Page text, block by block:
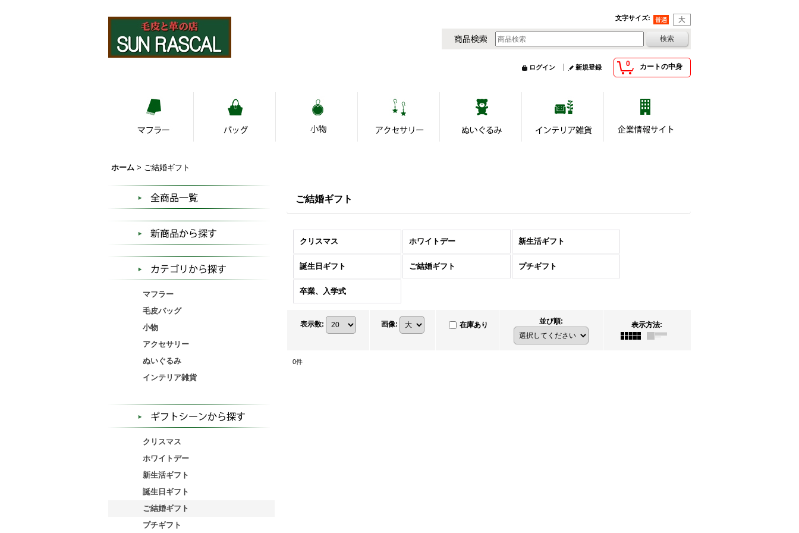
文字サイズ:
0 カートの中身
ログイン 新規登録
ホーム > ご結婚ギフト
カテゴリから探す
マフラー
毛皮バッグ
小物
アクセサリー
ぬいぐるみ
インテリア雑貨
クリスマス
ホワイトデー
新生活ギフト
誕生日ギフト
ご結婚ギフト
プチギフト
ご結婚ギフト
クリスマス ホワイトデー 新生活ギフト
誕生日ギフト ご結婚ギフト プチギフト
卒業、入学式
表示数: 画像: 在庫あり 並び順: 表示方法:
0件